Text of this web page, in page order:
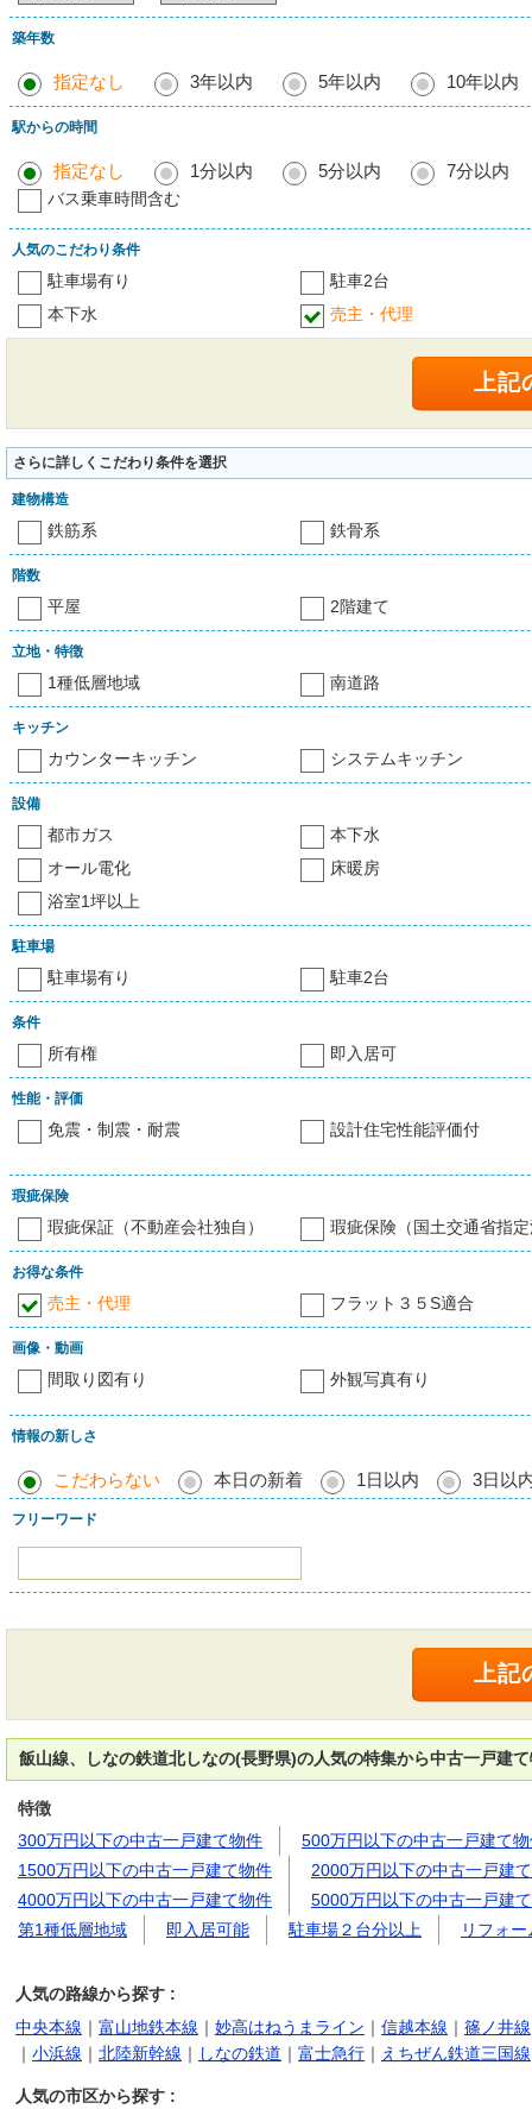
築年数
指定なし 3年以内 5年以内 10年以内
駅からの時間
指定なし 1分以内 5分以内 7分以内
バス乗車時間含む
人気のこだわり条件
駐車場有り
駐車2台
本下水
売主・代理
さらに詳しくこだわり条件を選択
建物構造
鉄筋系 鉄骨系
階数
平屋 2階建て
立地・特徴
1種低層地域 南道路
キッチン
カウンターキッチン システムキッチン
設備
都市ガス
本下水
オール電化
床暖房
浴室1坪以上
駐車場
駐車場有り 駐車2台
条件
所有権 即入居可
性能・評価
免震・制震・耐震 設計住宅性能評価付
瑕疵保険
瑕疵保証（不動産会社独自） 瑕疵保険（国土交通省指
お得な条件
売主・代理 フラット３５S適合
画像・動画
間取り図有り 外観写真有り
情報の新しさ
こだわらない 本日の新着 1日以内 3日以
フリーワード
飯山線、しなの鉄道北しなの(長野県)の人気の特集から中古一戸建
特徴
300万円以下の中古一戸建て物件
500万円以下の中古一戸建て
1500万円以下の中古一戸建て物件
2000万円以下の中古一戸建
4000万円以下の中古一戸建て物件
5000万円以下の中古一戸建
第1種低層地域
即入居可能 駐車場２台分以上 リフォ
人気の路線から探す :
中央本線 ｜ 富山地鉄本線 ｜ 妙高はねうまライン ｜ 信越本線 ｜ 篠ノ井線
｜ 小浜線 ｜ 北陸新幹線 ｜ しなの鉄道 ｜ 富士急行 ｜ えちぜん鉄道三国線
人気の市区から探す :